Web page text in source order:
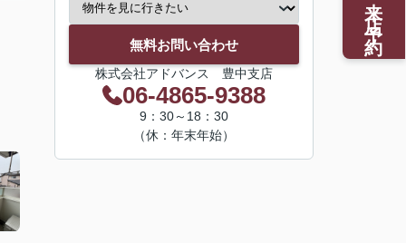
無料お問い合わせ
株式会社アドバンス 豊中支店
06-4865-9388
9：30～18：30
（休：年末年始）
来店予約